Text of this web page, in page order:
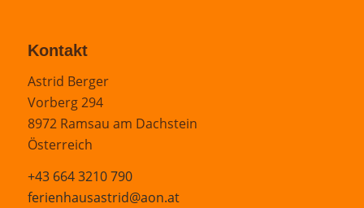
Kontakt
Astrid Berger
Vorberg 294
8972 Ramsau am Dachstein
Österreich
+43 664 3210 790
ferienhausastrid@aon.at